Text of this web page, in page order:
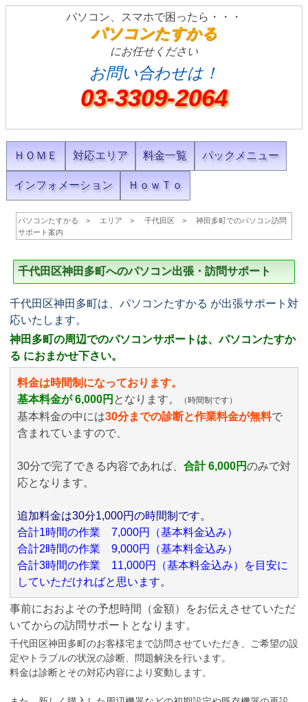
パソコン、スマホで困ったら・・・
パソコンたすかる
にお任せください
お問い合わせは！
03-3309-2064
ＨＯＭＥ 対応エリア 料金一覧 パックメニュー
インフォメーション ＨｏｗＴｏ
パソコンたすかる エリア 千代田区
神田多町でのパソコン訪問
サポート案内
千代田区神田多町へのパソコン出張・訪問サポート
千代田区神田多町は、パソコンたすかる が出張サポート対
応いたします。
神田多町の周辺でのパソコンサポートは、パソコンたすか
る におまかせ下さい。
料金は時間制になっております。
基本料金が 6,000円 となります。 （時間制です）
基本料金の中には30分までの診断と作業料金が無料で
含まれていますので、
30分で完了できる内容であれば、 合計 6,000円のみで対
応となります。
追加料金は30分1,000円の時間制です。
合計1時間の作業 7,000円（基本料金込み）
合計2時間の作業 9,000円（基本料金込み）
合計3時間の作業 11,000円（基本料金込み）を目安に
していただければと思います。
事前におおよその予想時間（金額）をお伝えさせていただ
いてからの訪問サポートとなります。
千代田区神田多町のお客様宅まで訪問させていただき、ご希望の設
定やトラブルの状況の診断、問題解決を行います。
料金は診断とその対応内容により変動します。